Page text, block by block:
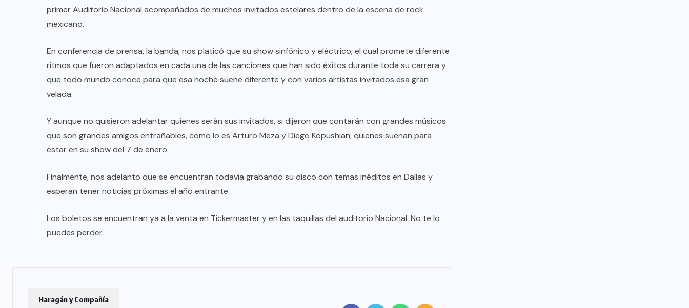
primer Auditorio Nacional acompañados de muchos invitados estelares dentro de la escena de rock
mexicano.
En conferencia de prensa, la banda, nos platicó que su show sinfónico y eléctrico; el cual promete diferente
ritmos que fueron adaptados en cada una de las canciones que han sido éxitos durante toda su carrera y
que todo mundo conoce para que esa noche suene diferente y con varios artistas invitados esa gran
velada.
Y aunque no quisieron adelantar quienes serán sus invitados, si dijeron que contarán con grandes músicos
que son grandes amigos entrañables, como lo es Arturo Meza y Diego Kopushian; quienes suenan para
estar en su show del 7 de enero.
Finalmente, nos adelanto que se encuentran todavía grabando su disco con temas inéditos en Dallas y
esperan tener noticias próximas el año entrante.
Los boletos se encuentran ya a la venta en Tickermaster y en las taquillas del auditorio Nacional. No te lo
puedes perder.
Haragán y Compañía